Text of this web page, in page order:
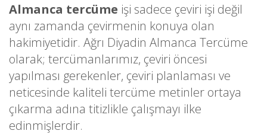
Almanca tercüme işi sadece çeviri işi değil
aynı zamanda çevirmenin konuya olan
hakimiyetidir. Ağrı Diyadin Almanca Tercüme
olarak; tercümanlarımız, çeviri öncesi
yapılması gerekenler, çeviri planlaması ve
neticesinde kaliteli tercüme metinler ortaya
çıkarma adına titizlikle çalışmayı ilke
edinmişlerdir.